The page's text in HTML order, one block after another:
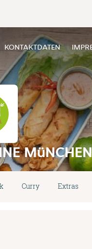
KONTAKTDATEN
MüNCHEN
Curry Extras